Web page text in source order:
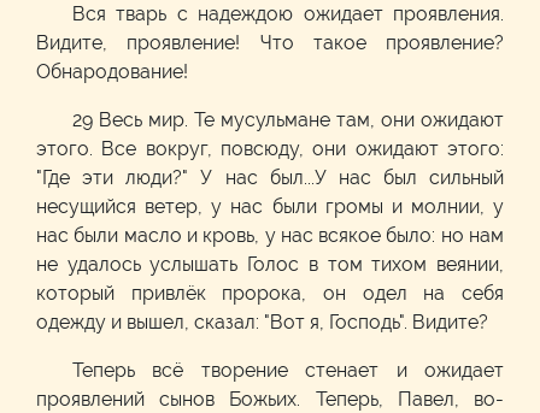
Вся тварь с надеждою ожидает проявления.
Видите, проявление! Что такое проявление?
Обнародование!
29 Весь мир. Те мусульмане там, они ожидают
этого. Все вокруг, повсюду, они ожидают этого:
"Где эти люди?" У нас был...У нас был сильный
несущийся ветер, у нас были громы и молнии, у
нас были масло и кровь, у нас всякое было: но нам
не удалось услышать Голос в том тихом веянии,
который привлёк пророка, он одел на себя
одежду и вышел, сказал: "Вот я, Господь". Видите?
Теперь всё творение стенает и ожидает
проявлений сынов Божьих. Теперь, Павел, во-